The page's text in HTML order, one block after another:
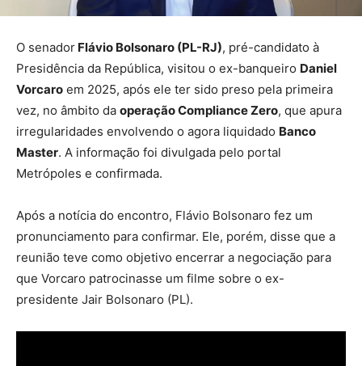
O senador Flávio Bolsonaro (PL-RJ), pré-candidato à
Presidência da República, visitou o ex-banqueiro Daniel
Vorcaro em 2025, após ele ter sido preso pela primeira
vez, no âmbito da operação Compliance Zero, que apura
irregularidades envolvendo o agora liquidado Banco
Master. A informação foi divulgada pelo portal
Metrópoles e confirmada.
Após a notícia do encontro, Flávio Bolsonaro fez um
pronunciamento para confirmar. Ele, porém, disse que a
reunião teve como objetivo encerrar a negociação para
que Vorcaro patrocinasse um filme sobre o ex-
presidente Jair Bolsonaro (PL).